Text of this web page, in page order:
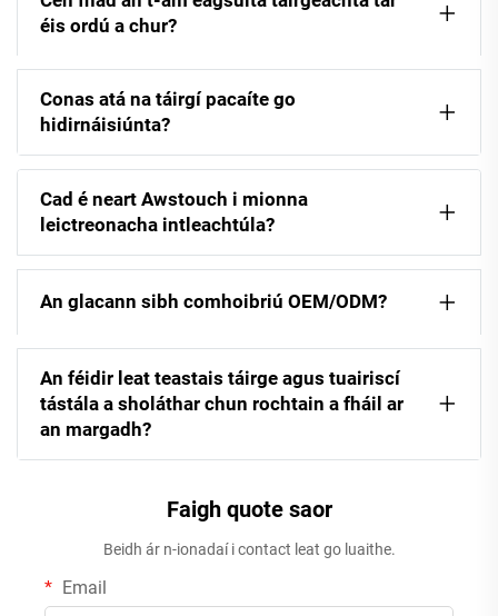
éis ordú a chur?
Conas atá na táirgí pacaíte go
hidirnáisiúnta?
Cad é neart Awstouch i mionna
leictreonacha intleachtúla?
An glacann sibh comhoibriú OEM/ODM?
An féidir leat teastais táirge agus tuairiscí
tástála a sholáthar chun rochtain a fháil ar
an margadh?
Faigh quote saor
Beidh ár n-ionadaí i contact leat go luaithe.
Email